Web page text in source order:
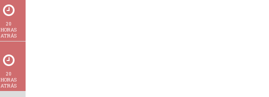
20
HORAS
ATRÁS
20
HORAS
ATRÁS